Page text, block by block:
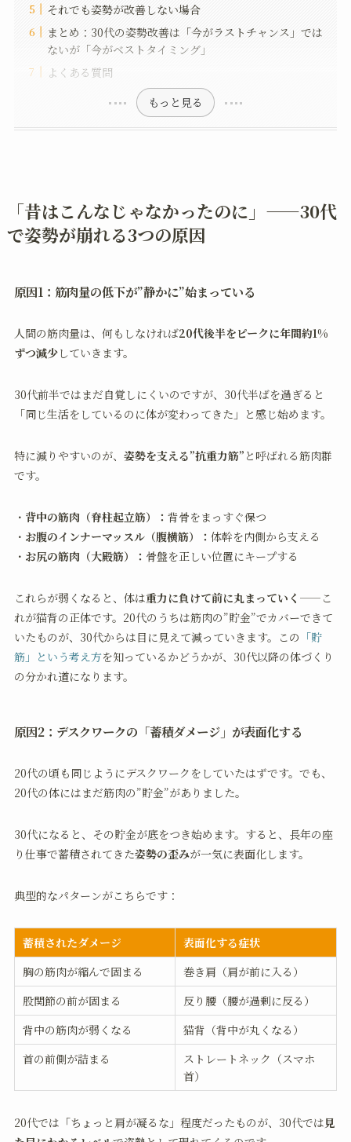
それでも姿勢が改善しない場合
まとめ：30代の姿勢改善は「今がラストチャンス」では
ないが「今がベストタイミング」
よくある質問
もっと見る
「昔はこんなじゃなかったのに」——30代
で姿勢が崩れる3つの原因
原因1：筋肉量の低下が”静かに”始まっている
人間の筋肉量は、何もしなければ20代後半をピークに年間約1%
ずつ減少していきます。
30代前半ではまだ自覚しにくいのですが、30代半ばを過ぎると
「同じ生活をしているのに体が変わってきた」と感じ始めます。
特に減りやすいのが、 姿勢を支える”抗重力筋” と呼ばれる筋肉群
です。
・ 背中の筋肉（脊柱起立筋）： 背骨をまっすぐ保つ
・ お腹のインナーマッスル（腹横筋）： 体幹を内側から支える
・ お尻の筋肉（大殿筋）： 骨盤を正しい位置にキープする
これらが弱くなると、体は重力に負けて前に丸まっていく ——こ
れが猫背の正体です。20代のうちは筋肉の”貯金”でカバーできて
いたものが、30代からは目に見えて減っていきます。この 「貯
筋」という考え方を知っているかどうかが、30代以降の体づくり
の分かれ道になります。
原因2：デスクワークの「蓄積ダメージ」が表面化する
20代の頃も同じようにデスクワークをしていたはずです。でも、
20代の体にはまだ筋肉の”貯金”がありました。
30代になると、その貯金が底をつき始めます。すると、長年の座
り仕事で蓄積されてきた姿勢の歪みが一気に表面化します。
典型的なパターンがこちらです：
蓄積されたダメージ
表面化する症状
胸の筋肉が縮んで固まる
巻き肩（肩が前に入る）
股関節の前が固まる
反り腰（腰が過剰に反る）
背中の筋肉が弱くなる
猫背（背中が丸くなる）
首の前側が詰まる
ストレートネック（スマホ
首）
20代では「ちょっと肩が凝るな」程度だったものが、30代では見